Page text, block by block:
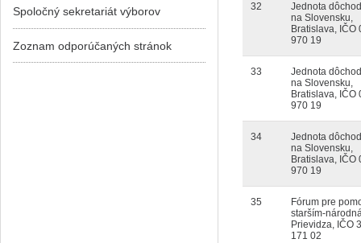
32
Jednota
na Slovensku,
Bratislava, IČO
970 19
33
Jednota
na Slovensku,
Bratislava, IČO
970 19
34
Jednota
na Slovensku,
Bratislava, IČO
970 19
35
Fórum pre
starším-
Prievidza, IČO
171 02
Spoločný sekretariát výborov
Zoznam odporúčaných stránok